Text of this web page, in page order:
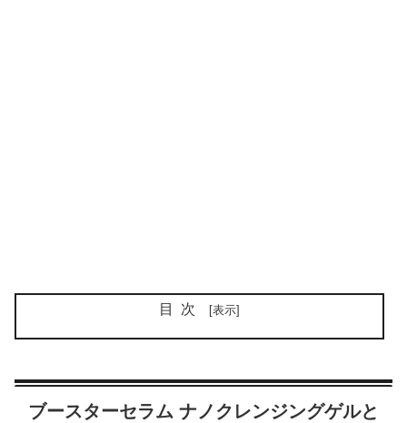
目次
ブースターセラム ナノクレンジングゲルと